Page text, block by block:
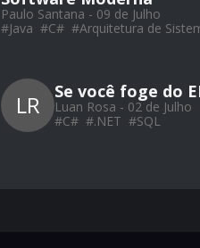
Paulo Santana - 09 de Julho
#Java #C# #Arquitetura de
LR Se você foge do
Luan Rosa - 02 de Julho
#C# #.NET #SQL